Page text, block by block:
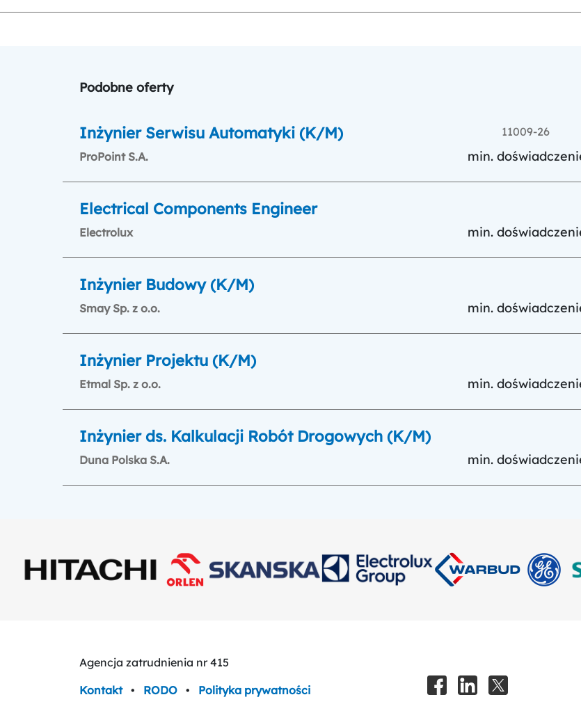
Podobne oferty
Inżynier Serwisu Automatyki (K/M) 11009-26
ProPoint S.A. min.
Electrical Components Engineer
Electrolux
min.
Inżynier Budowy (K/M)
Smay Sp. z o.o.
min.
Inżynier Projektu (K/M)
Etmal Sp. z o.o.
min.
Inżynier ds. Kalkulacji Robót Drogowych (K/M)
Duna Polska S.A.
min.
Agencja zatrudnienia nr 415
Kontakt • RODO • Polityka prywatności